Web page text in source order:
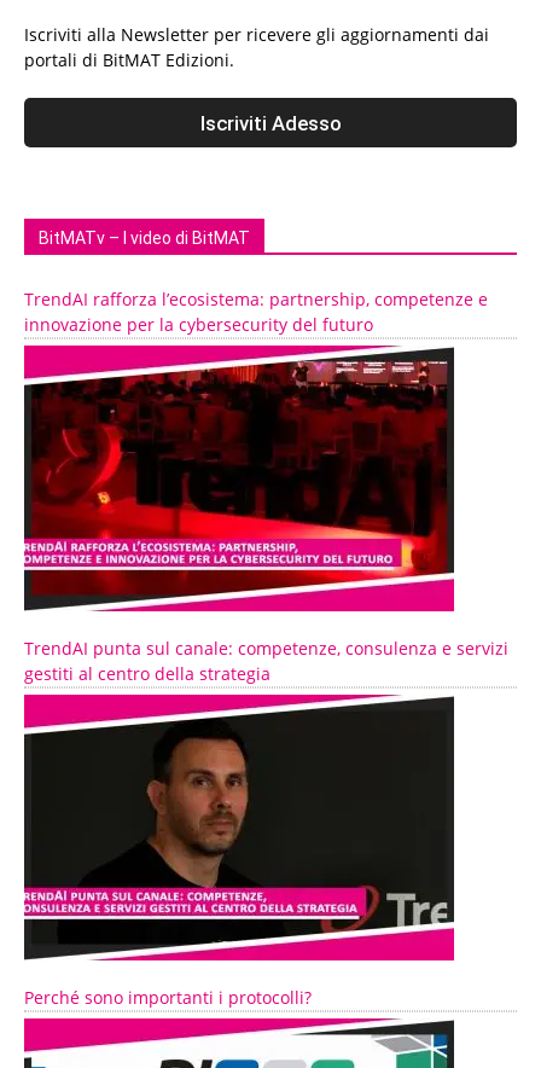
Iscriviti alla Newsletter per ricevere gli aggiornamenti dai
portali di BitMAT Edizioni.
BitMATv – I video di BitMAT
TrendAI rafforza l’ecosistema: partnership, competenze e
innovazione per la cybersecurity del futuro
TrendAI punta sul canale: competenze, consulenza e servizi
gestiti al centro della strategia
Perché sono importanti i protocolli?